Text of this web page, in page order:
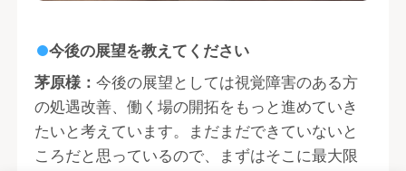
今後の展望を教えてください
茅原様：今後の展望としては視覚障害のある方
の処遇改善、働く場の開拓をもっと進めていき
たいと考えています。まだまだできていないと
ころだと思っているので、まずはそこに最大限